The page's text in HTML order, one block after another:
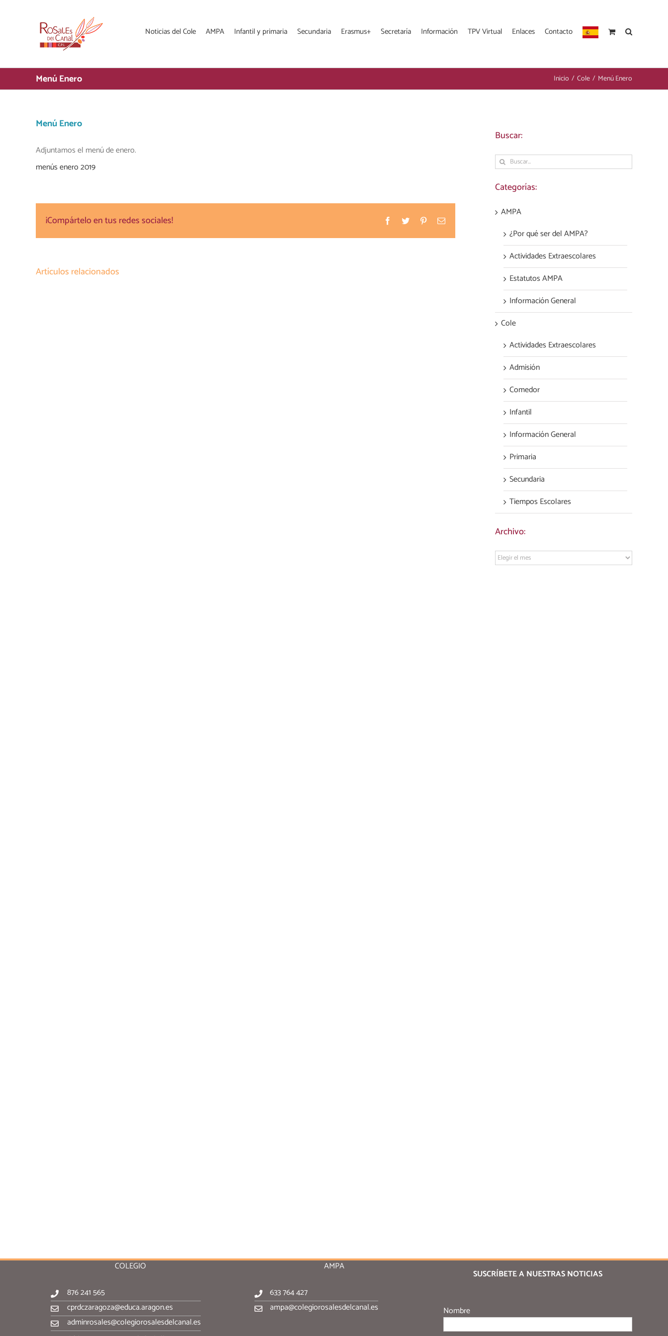
Noticias del Cole AMPA Infantil y primaria Secundaria Erasmus+ Secretaría Información TPV Virtual Enlaces Contacto
Menú Enero Inicio / Cole / Menú Enero
Menú Enero
Adjuntamos el menú de enero.
menús enero 2019
¡Compártelo en tus redes sociales! Facebook
Twitter PinterestCorreo
Artículos relacionados
Buscar:
Buscar:
Categorías:
AMPA
¿Por qué ser del AMPA?
Actividades Extraescolares
Estatutos AMPA
Información General
Cole
Actividades Extraescolares
Admisión
Comedor
Infantil
Información General
Primaria
Secundaria
Tiempos Escolares
Archivo:
Archivo:
COLEGIO
876 241 565
cprdczaragoza@educa.aragon.es
adminrosales@colegiorosalesdelcanal.es
AMPA
633 764 427
ampa@colegiorosalesdelcanal.es
SUSCRÍBETE A NUESTRAS NOTICIAS
Nombre